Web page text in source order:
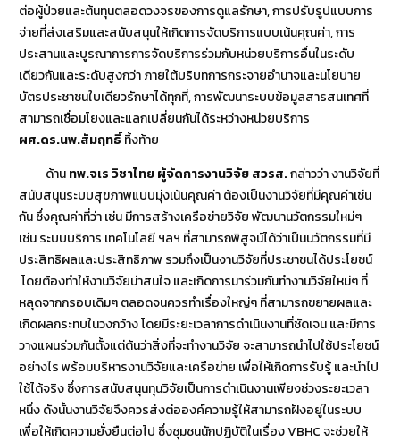
ต่อผู้ป่วยและต้นทุนตลอดวงจรของการดูแลรักษา, การปรับรูปแบบการ
จ่ายที่ส่งเสริมและสนับสนุนให้เกิดการจัดบริการแบบเน้นคุณค่า, การ
ประสานและบูรณาการการจัดบริการร่วมกับหน่วยบริการอื่นในระดับ
เดียวกันและระดับสูงกว่า ภายใต้บริบทการกระจายอำนาจและนโยบาย
บัตรประชาชนใบเดียวรักษาได้ทุกที่, การพัฒนาระบบข้อมูลสารสนเทศที่
สามารถเชื่อมโยงและแลกเปลี่ยนกันได้ระหว่างหน่วยบริการ
ผศ.ดร.นพ.สัมฤทธิ์ทิ้งท้าย
ด้านทพ.จเร วิชาไทย ผู้จัดการงานวิจัย สวรส.กล่าวว่า งานวิจัยที่
สนับสนุนระบบสุขภาพแบบมุ่งเน้นคุณค่า ต้องเป็นงานวิจัยที่มีคุณค่าเช่น
กัน ซึ่งคุณค่าที่ว่า เช่น มีการสร้างเครือข่ายวิจัย พัฒนานวัตกรรมใหม่ๆ
เช่น ระบบบริการ เทคโนโลยี ฯลฯ ที่สามารถพิสูจน์ได้ว่าเป็นนวัตกรรมที่มี
ประสิทธิผลและประสิทธิภาพ รวมถึงเป็นงานวิจัยที่ประชาชนได้ประโยชน์
โดยต้องทำให้งานวิจัยน่าสนใจ และเกิดการมาร่วมกันทำงานวิจัยใหม่ๆ ที่
หลุดจากกรอบเดิมๆ ตลอดจนควรทำเรื่องใหญ่ๆ ที่สามารถขยายผลและ
เกิดผลกระทบในวงกว้าง โดยมีระยะเวลาการดำเนินงานที่ชัดเจน และมีการ
วางแผนร่วมกันตั้งแต่ต้นว่าสิ่งที่จะทำงานวิจัย จะสามารถนำไปใช้ประโยชน์
อย่างไร พร้อมบริหารงานวิจัยและเครือข่าย เพื่อให้เกิดการรับรู้ และนำไป
ใช้ได้จริง ซึ่งการสนับสนุนทุนวิจัยเป็นการดำเนินงานเพียงช่วงระยะเวลา
หนึ่ง ดังนั้นงานวิจัยจึงควรส่งต่อองค์ความรู้ให้สามารถฝังอยู่ในระบบ
เพื่อให้เกิดความยั่งยืนต่อไป ซึ่งชุมชนนักปฏิบัติในเรื่อง VBHC จะช่วยให้